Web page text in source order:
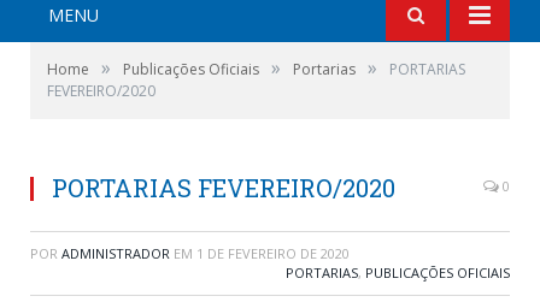
MENU
Home » Publicações Oficiais » Portarias »
PORTARIAS
FEVEREIRO/2020
PORTARIAS FEVEREIRO/2020 0
POR ADMINISTRADOR EM 1 DE FEVEREIRO DE 2020
PORTARIAS, PUBLICAÇÕES OFICIAIS